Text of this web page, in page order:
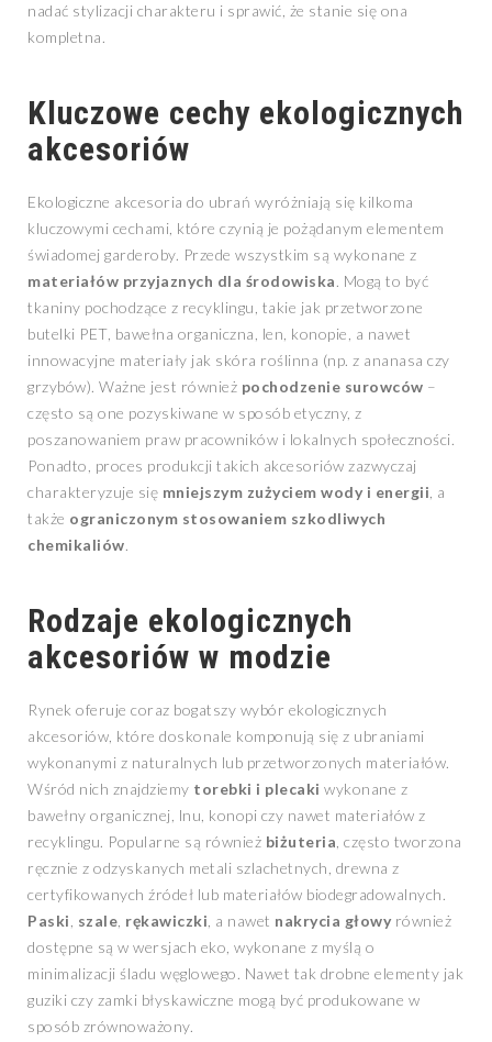
nadać stylizacji charakteru i sprawić, że stanie się ona
kompletna.
Kluczowe cechy ekologicznych
akcesoriów
Ekologiczne akcesoria do ubrań wyróżniają się kilkoma
kluczowymi cechami, które czynią je pożądanym elementem
świadomej garderoby. Przede wszystkim są wykonane z
materiałów przyjaznych dla środowiska. Mogą to być
tkaniny pochodzące z recyklingu, takie jak przetworzone
butelki PET, bawełna organiczna, len, konopie, a nawet
innowacyjne materiały jak skóra roślinna (np. z ananasa czy
grzybów). Ważne jest również pochodzenie surowców –
często są one pozyskiwane w sposób etyczny, z
poszanowaniem praw pracowników i lokalnych społeczności.
Ponadto, proces produkcji takich akcesoriów zazwyczaj
charakteryzuje się mniejszym zużyciem wody i energii , a
także ograniczonym stosowaniem szkodliwych
chemikaliów.
Rodzaje ekologicznych
akcesoriów w modzie
Rynek oferuje coraz bogatszy wybór ekologicznych
akcesoriów, które doskonale komponują się z ubraniami
wykonanymi z naturalnych lub przetworzonych materiałów.
Wśród nich znajdziemy torebki i plecaki wykonane z
bawełny organicznej, lnu, konopi czy nawet materiałów z
recyklingu. Popularne są również biżuteria , często tworzona
ręcznie z odzyskanych metali szlachetnych, drewna z
certyfikowanych źródeł lub materiałów biodegradowalnych.
Paski szale rękawiczki , a nawet nakrycia głowy również
dostępne są w wersjach eko, wykonane z myślą o
minimalizacji śladu węglowego. Nawet tak drobne elementy jak
guziki czy zamki błyskawiczne mogą być produkowane w
sposób zrównoważony.